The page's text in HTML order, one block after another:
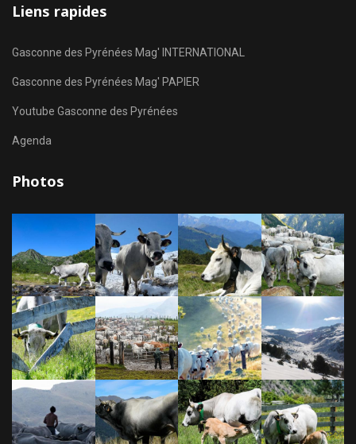
Liens rapides
Gasconne des Pyrénées Mag' INTERNATIONAL
Gasconne des Pyrénées Mag' PAPIER
Youtube Gasconne des Pyrénées
Agenda
Photos